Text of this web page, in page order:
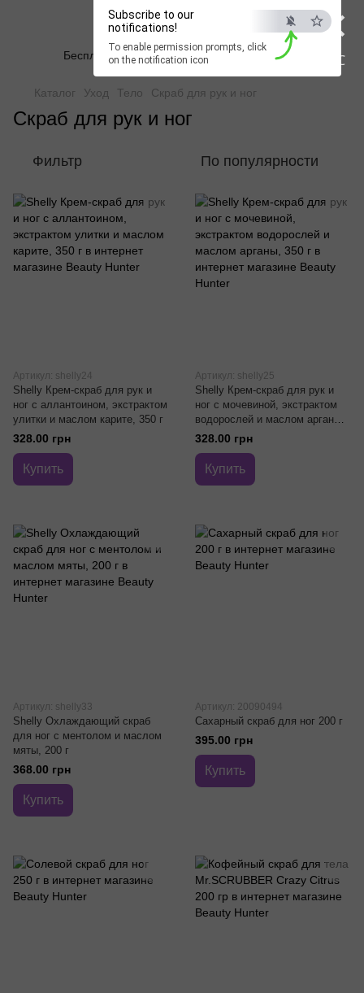
×
ESC
Subscribe to our
notifications!
To enable permission prompts, click
on the notification icon
Beauty Hunter
Бесплатная доставка при заказе от 2500 грн
Каталог Уход Тело Скраб для рук и ног
Скраб для рук и ног
Фильтр По популярности
Артикул: shelly24
Shelly Крем-скраб для рук и
ног с аллантоином, экстрактом
улитки и маслом карите, 350 г
328.00 грн
Купить
Артикул: shelly25
Shelly Крем-скраб для рук и
ног с мочевиной, экстрактом
водорослей и маслом арганы,
350 г
328.00 грн
Купить
Артикул: shelly33
Shelly Охлаждающий скраб
для ног с ментолом и маслом
мяты, 200 г
368.00 грн
Купить
Артикул: 20090494
Сахарный скраб для ног 200 г
395.00 грн
Купить